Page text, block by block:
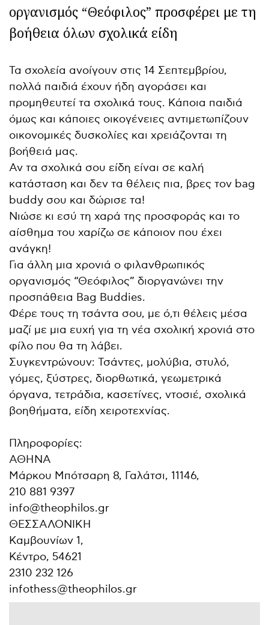
οργανισμός “Θεόφιλος” προσφέρει με τη
βοήθεια όλων σχολικά είδη
Τα σχολεία ανοίγουν στις 14 Σεπτεμβρίου,
πολλά παιδιά έχουν ήδη αγοράσει και
προμηθευτεί τα σχολικά τους. Κάποια παιδιά
όμως και κάποιες οικογένειες αντιμετωπίζουν
οικονομικές δυσκολίες και χρειάζονται τη
βοήθειά μας.
Αν τα σχολικά σου είδη είναι σε καλή
κατάσταση και δεν τα θέλεις πια, βρες τον bag
buddy σου και δώρισε τα!
Νιώσε κι εσύ τη χαρά της προσφοράς και το
αίσθημα του χαρίζω σε κάποιον που έχει
ανάγκη!
Για άλλη μια χρονιά ο φιλανθρωπικός
οργανισμός “Θεόφιλος” διοργανώνει την
προσπάθεια Bag Buddies.
Φέρε τους τη τσάντα σου, με ό,τι θέλεις μέσα
μαζί με μια ευχή για τη νέα σχολική χρονιά στο
φίλο που θα τη λάβει.
Συγκεντρώνουν: Τσάντες, μολύβια, στυλό,
γόμες, ξύστρες, διορθωτικά, γεωμετρικά
όργανα, τετράδια, κασετίνες, ντοσιέ, σχολικά
βοηθήματα, είδη χειροτεχνίας.
Πληροφορίες:
ΑΘΗΝΑ
Μάρκου Μπότσαρη 8, Γαλάτσι, 11146,
210 881 9397
info@theophilos.gr
ΘΕΣΣΑΛΟΝΙΚΗ
Καμβουνίων 1,
Κέντρο, 54621
2310 232 126
infothess@theophilos.gr